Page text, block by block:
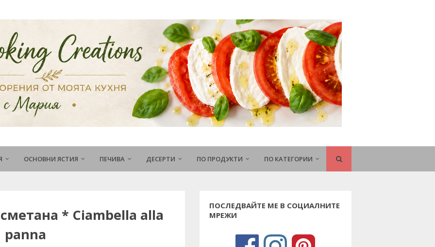
ОСНОВНИ ЯСТИЯ ПЕЧИВА ДЕСЕРТИ ПО ПРОДУКТИ ПО КАТЕГОРИИ
* Ciambella alla
panna
ПОСЛЕДВАЙТЕ МЕ В СОЦИАЛНИТЕ
МРЕЖИ